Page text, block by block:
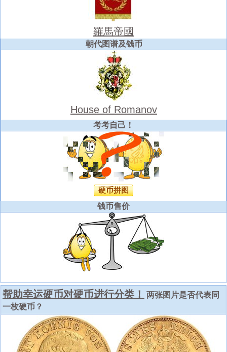
羅馬帝國
朝代图谱及钱币
House of Romanov
考考自己！
硬币拼图
钱币售价
帮助幸运硬币对硬币进行分类！
两张图片是否代表同
一枚硬币？